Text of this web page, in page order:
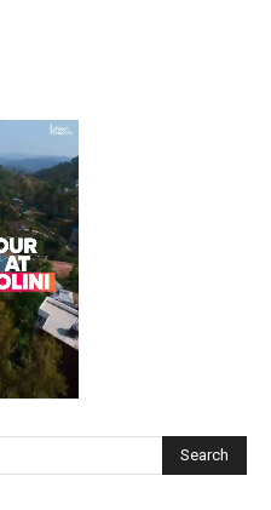
Search